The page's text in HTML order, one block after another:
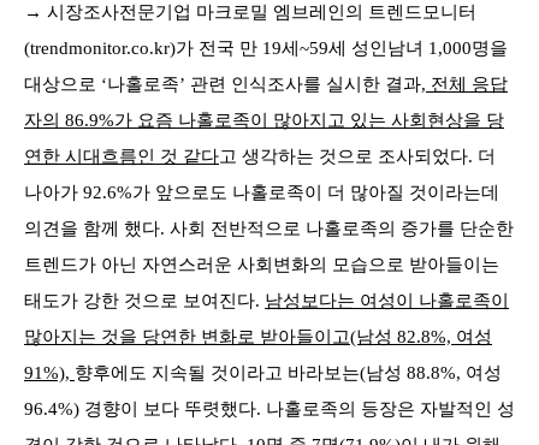
→ 시장조사전문기업 마크로밀 엠브레인의 트렌드모니터
(trendmonitor.co.kr)가 전국 만 19세~59세 성인남녀 1,000명을
대상으로 ‘나홀로족’ 관련 인식조사를 실시한 결과, 전체 응답
자의 86.9%가 요즘 나홀로족이 많아지고 있는 사회현상을 당
연한 시대흐름인 것 같다고 생각하는 것으로 조사되었다. 더
나아가 92.6%가 앞으로도 나홀로족이 더 많아질 것이라는데
의견을 함께 했다. 사회 전반적으로 나홀로족의 증가를 단순한
트렌드가 아닌 자연스러운 사회변화의 모습으로 받아들이는
태도가 강한 것으로 보여진다. 남성보다는 여성이 나홀로족이
많아지는 것을 당연한 변화로 받아들이고(남성 82.8%, 여성
91%), 향후에도 지속될 것이라고 바라보는(남성 88.8%, 여성
96.4%) 경향이 보다 뚜렷했다. 나홀로족의 등장은 자발적인 성